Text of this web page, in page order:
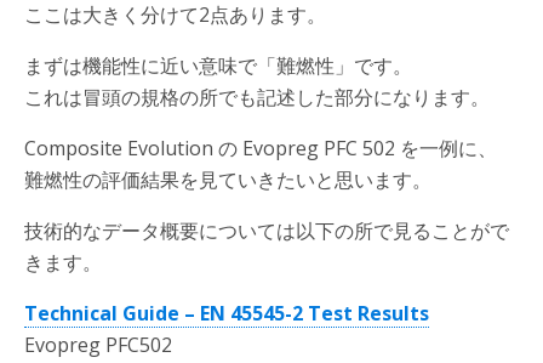
ここは大きく分けて2点あります。
まずは機能性に近い意味で「難燃性」です。
これは冒頭の規格の所でも記述した部分になります。
Composite Evolution の Evopreg PFC 502 を一例に、
難燃性の評価結果を見ていきたいと思います。
技術的なデータ概要については以下の所で見ることがで
きます。
Technical Guide – EN 45545-2 Test Results
Evopreg PFC502